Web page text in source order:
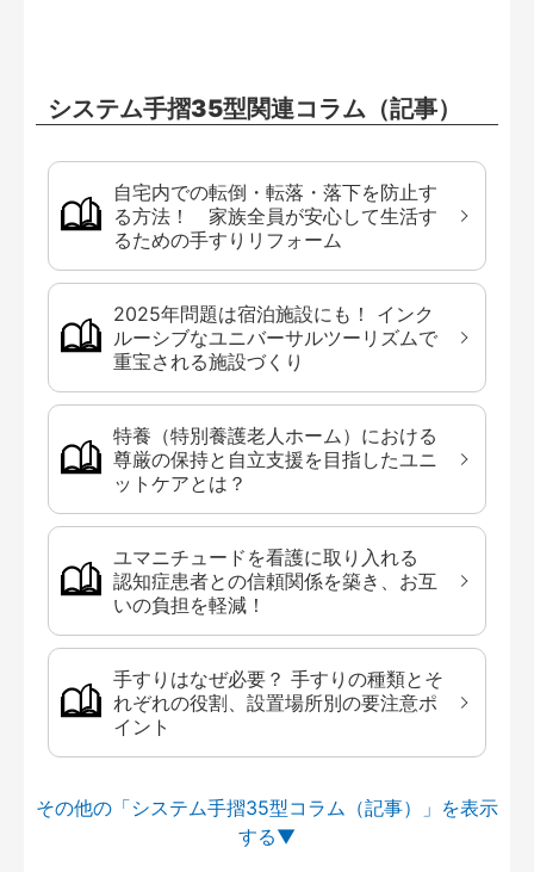
システム手摺35型関連コラム（記事）
自宅内での転倒・転落・落下を防止す
る方法！ 家族全員が安心して生活す
るための手すりリフォーム
2025年問題は宿泊施設にも！ インク
ルーシブなユニバーサルツーリズムで
重宝される施設づくり
特養（特別養護老人ホーム）における
尊厳の保持と自立支援を目指したユニ
ットケアとは？
ユマニチュードを看護に取り入れる
認知症患者との信頼関係を築き、お互
いの負担を軽減！
手すりはなぜ必要？ 手すりの種類とそ
れぞれの役割、設置場所別の要注意ポ
イント
その他の「システム手摺35型コラム（記事）」を